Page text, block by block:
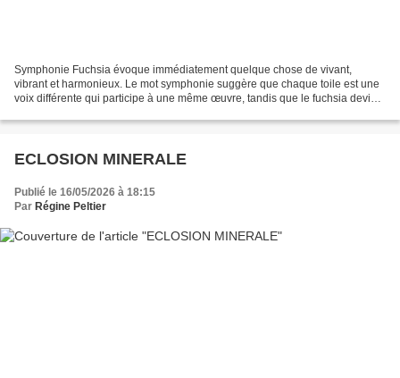
Symphonie Fuchsia évoque immédiatement quelque chose de vivant,
vibrant et harmonieux. Le mot symphonie suggère que chaque toile est une
voix différente qui participe à une même œuvre, tandis que le fuchsia devient
ECLOSION MINERALE
Publié le 16/05/2026 à 18:15
Par Régine Peltier